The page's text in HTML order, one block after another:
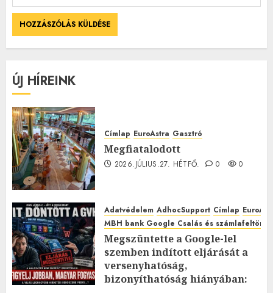
ÚJ HÍREINK
Címlap EuroAstra Gasztró
Megfiatalodott
2026.JÚLIUS.27. HÉTFŐ. 0 0
Adatvédelem AdhocSupport Címlap
MBH bank Google Csalás és
Megszüntette a Google-lel
szemben indított eljárását a
versenyhatóság,
bizonyíthatóság hiányában: